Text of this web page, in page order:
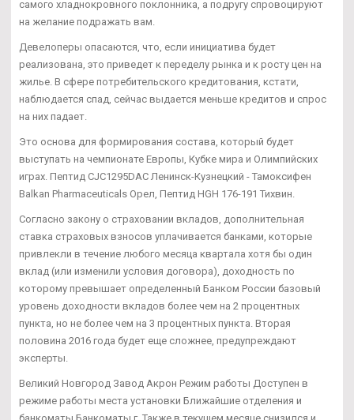
самого хладнокровного поклонника, а подругу спровоцируют
на желание подражать вам.
Девелоперы опасаются, что, если инициатива будет
реализована, это приведет к переделу рынка и к росту цен на
жилье. В сфере потребительского кредитования, кстати,
наблюдается спад, сейчас выдается меньше кредитов и спрос
на них падает.
Это основа для формирования состава, который будет
выступать на чемпионате Европы, Кубке мира и Олимпийских
играх. Пептид CJC1295DAC Ленинск-Кузнецкий - Тамоксифен
Balkan Pharmaceuticals Орел, Пептид HGH 176-191 Тихвин.
Согласно закону о страховании вкладов, дополнительная
ставка страховых взносов уплачивается банками, которые
привлекли в течение любого месяца квартала хотя бы один
вклад (или изменили условия договора), доходность по
которому превышает определенный Банком России базовый
уровень доходности вкладов более чем на 2 процентных
пункта, но не более чем на 3 процентных пункта. Вторая
половина 2016 года будет еще сложнее, предупреждают
эксперты.
Великий Новгород Завод Акрон Режим работы Доступен в
режиме работы места установки Ближайшие отделения и